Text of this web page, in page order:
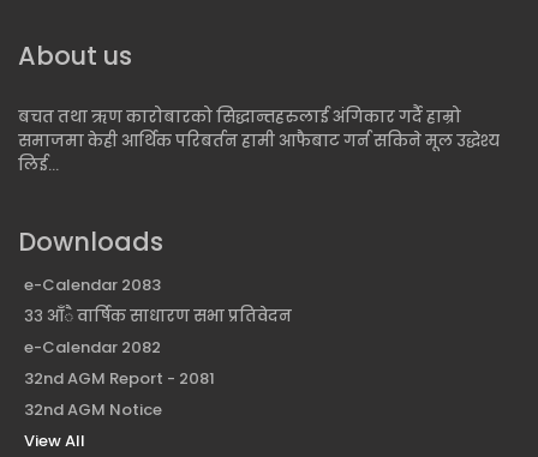
About us
बचत तथा ऋण कारोबारको सिद्धान्तहरुलाई अंगिकार गर्दै हाम्रो
समाजमा केही आर्थिक परिबर्तन हामी आफैबाट गर्न सकिने मूल उद्धेश्य
लिई...
Downloads
e-Calendar 2083
३३ आँै वार्षिक साधारण सभा प्रतिवेदन
e-Calendar 2082
32nd AGM Report - 2081
32nd AGM Notice
View All